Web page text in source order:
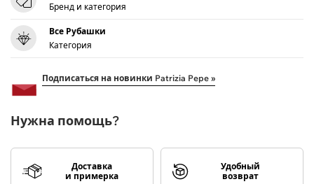
Бренд и категория
Все Рубашки
Категория
Подписаться на новинки Patrizia Pepe »
Нужна помощь?
Доставка
и примерка
Удобный
возврат